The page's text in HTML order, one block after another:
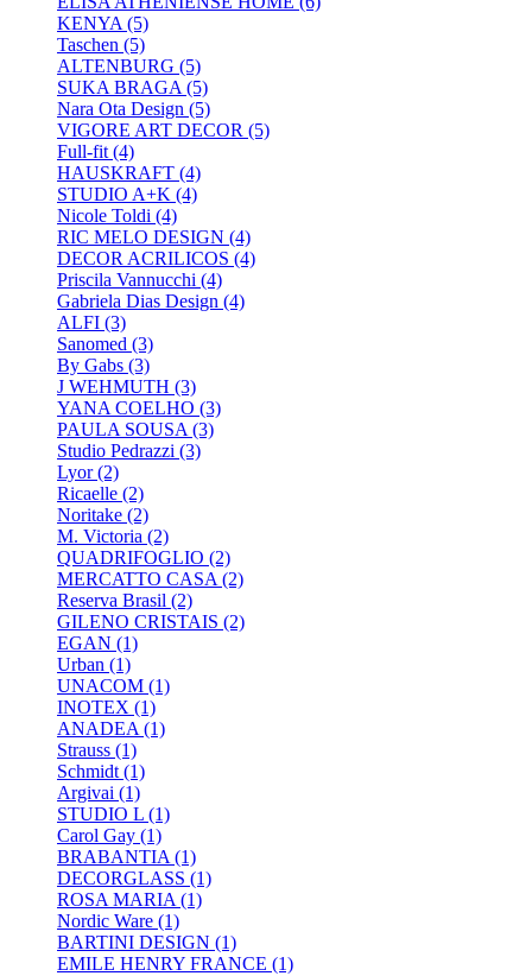
KENYA (5)
Taschen (5)
ALTENBURG (5)
SUKA BRAGA (5)
Nara Ota Design (5)
VIGORE ART DECOR (5)
Full-fit (4)
HAUSKRAFT (4)
STUDIO A+K (4)
Nicole Toldi (4)
RIC MELO DESIGN (4)
DECOR ACRILICOS (4)
Priscila Vannucchi (4)
Gabriela Dias Design (4)
ALFI (3)
Sanomed (3)
By Gabs (3)
J WEHMUTH (3)
YANA COELHO (3)
PAULA SOUSA (3)
Studio Pedrazzi (3)
Lyor (2)
Ricaelle (2)
Noritake (2)
M. Victoria (2)
QUADRIFOGLIO (2)
MERCATTO CASA (2)
Reserva Brasil (2)
GILENO CRISTAIS (2)
EGAN (1)
Urban (1)
UNACOM (1)
INOTEX (1)
ANADEA (1)
Strauss (1)
Schmidt (1)
Argivai (1)
STUDIO L (1)
Carol Gay (1)
BRABANTIA (1)
DECORGLASS (1)
ROSA MARIA (1)
Nordic Ware (1)
BARTINI DESIGN (1)
EMILE HENRY FRANCE (1)